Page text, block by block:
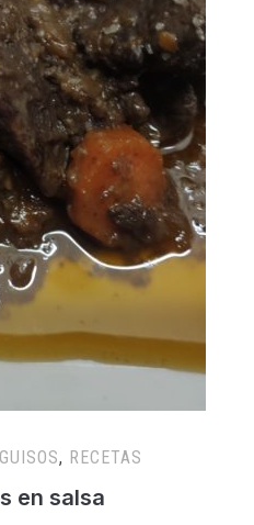
GUISOS, RECETAS
en salsa